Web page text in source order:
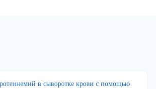
в сыворотке крови с помощью